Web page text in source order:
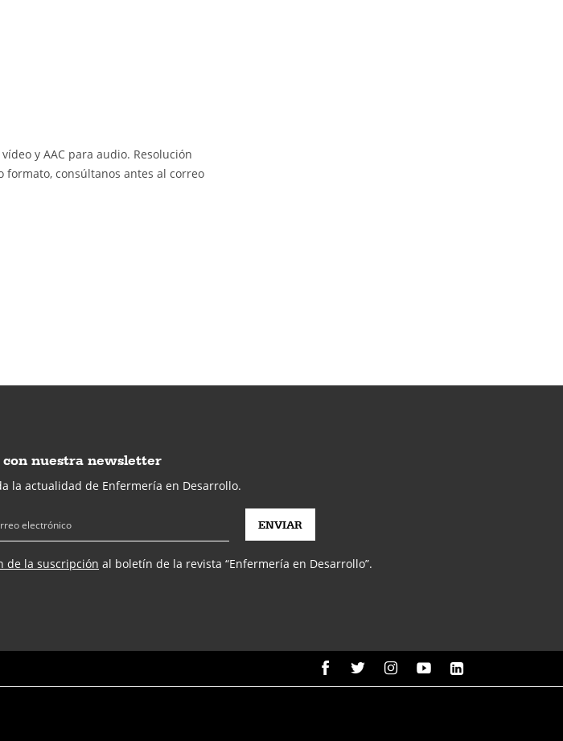
y AAC para audio. Resolución
formato, consúltanos antes al correo
nuestra newsletter
la actualidad de Enfermería en Desarrollo.
de la suscripción al boletín de la revista “Enfermería en Desarrollo”.